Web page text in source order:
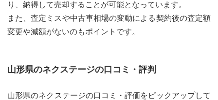
り、納得して売却することが可能となっています。
また、査定ミスや中古車相場の変動による契約後の査定額
変更や減額がないのもポイントです。
山形県のネクステージの口コミ・評判
山形県のネクステージの口コミ・評価をピックアップして